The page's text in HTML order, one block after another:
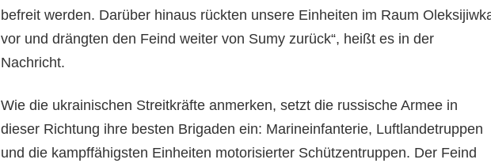
befreit werden. Darüber hinaus rückten unsere Einheiten im Raum
vor und drängten den Feind weiter von Sumy zurück“, heißt es in der
Nachricht.
Wie die ukrainischen Streitkräfte anmerken, setzt die russische Armee in
dieser Richtung ihre besten Brigaden ein: Marineinfanterie, Luftlandetruppen
und die kampffähigsten Einheiten motorisierter Schützentruppen. Der Feind